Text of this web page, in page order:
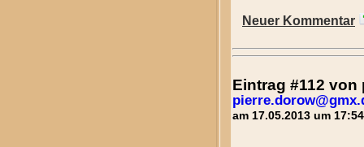
Neuer Kommentar
Eintrag #112
am 17.05.2013 um